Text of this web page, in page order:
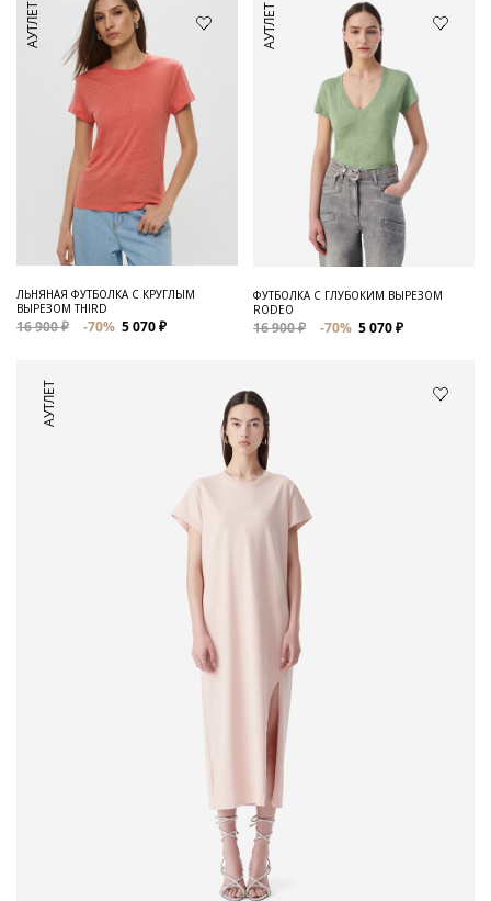
АУТЛЕТ
ЛЬНЯНАЯ ФУТБОЛКА С КРУГЛЫМ
ВЫРЕЗОМ THIRD
16 900 ₽ -70% 5 070 ₽
АУТЛЕТ
ФУТБОЛКА С ГЛУБОКИМ ВЫРЕЗОМ
RODEO
16 900 ₽ -70% 5 070 ₽
АУТЛЕТ